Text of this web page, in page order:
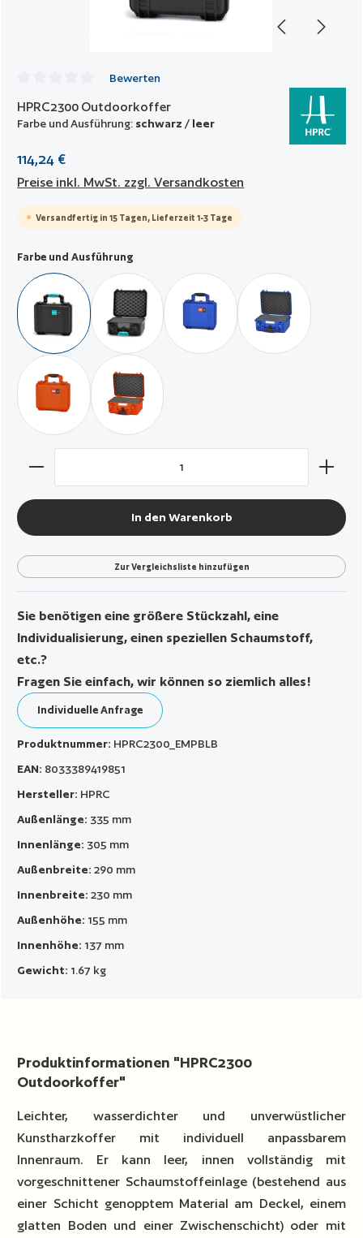
Bewerten
HPRC2300 Outdoorkoffer
Farbe und Ausführung: schwarz / leer
114,24 €
Preise inkl. MwSt. zzgl. Versandkosten
Versandfertig in 15 Tagen, Lieferzeit 1-3 Tage
Farbe und Ausführungauswählen
schwarz / leer schwarz / mit Würfelschaumstoff
blau / leer blau / mit
orange / leer orange / mit Würfelschaumstoff
Produkt Anzahl: Gib den gewünschten Wert ein oder
In den Warenkorb
Zur Vergleichsliste hinzufügen
Sie benötigen eine größere Stückzahl, eine
Individualisierung, einen speziellen Schaumstoff,
etc.?
Fragen Sie einfach, wir können so ziemlich alles!
Individuelle Anfrage
Produktnummer: HPRC2300_EMPBLB
EAN: 8033389419851
Hersteller: HPRC
Außenlänge: 335 mm
Innenlänge: 305 mm
Außenbreite:290 mm
Innenbreite:230 mm
Außenhöhe: 155 mm
Innenhöhe: 137 mm
Gewicht: 1.67 kg
Produktinformationen "HPRC2300
Outdoorkoffer"
Leichter, wasserdichter und unverwüstlicher
Kunstharzkoffer mit individuell anpassbarem
Innenraum. Er kann leer, innen vollständig mit
vorgeschnittener Schaumstoffeinlage (bestehend aus
einer Schicht genopptem Material am Deckel, einem
glatten Boden und einer Zwischenschicht) oder mit